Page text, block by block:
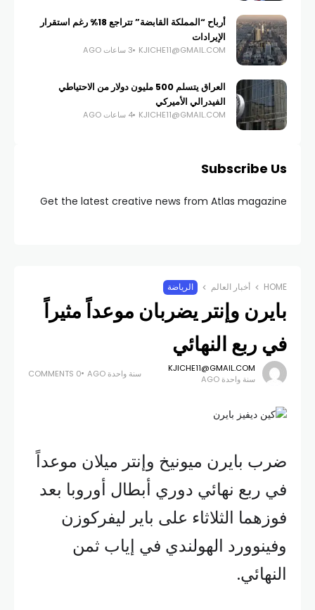
أرباح “المملكة القابضة” تتراجع 18% رغم استقرار
الإيرادات
KJICHE11@GMAIL.COM 3 ساعات AGO
العراق يتسلم 500 مليون دولار من الاحتياطي
الفيدرالي الأميركي
KJICHE11@GMAIL.COM 4 ساعات AGO
Subscribe Us
Get the latest creative news from Atlas magazine
HOME أخبار العالم الرياضة
بايرن وإنتر يضربان موعداً مثيراً
في ربع النهائي
KJICHE11@GMAIL.COM
سنة واحدة AGO
سنة واحدة AGO 0 COMMENTS
ضرب بايرن ميونيخ وإنتر ميلان موعداً
في ربع نهائي دوري أبطال أوروبا بعد
فوزهما الثلاثاء على باير ليفركوزن
وفينوورد الهولندي في إياب ثمن
النهائي.